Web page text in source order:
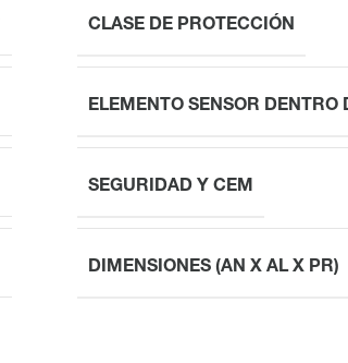
CLASE DE PROTECCIÓN
ELEMENTO SENSOR DENTRO
SEGURIDAD Y CEM
DIMENSIONES (AN X AL X PR)